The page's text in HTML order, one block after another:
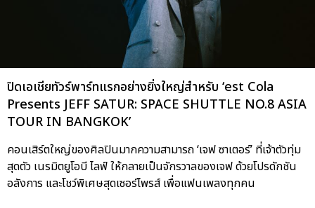
ปิดเอเชียทัวร์พาร์ทแรกอย่างยิ่งใหญ่สำหรับ ‘est Cola
Presents JEFF SATUR: SPACE SHUTTLE NO.8 ASIA
TOUR IN BANGKOK’
คอนเสิร์ตใหญ่ของศิลปินมากความสามารถ ‘เจฟ ซาเตอร์’ ที่เจ้าตัวทุ่ม
สุดตัว เนรมิตยูโอบี ไลฟ์ ให้กลายเป็นจักรวาลของเจฟ ด้วยโปรดักชัน
อลังการ และโชว์พิเศษสุดเซอร์ไพรส์ เพื่อแฟนเพลงทุกคน